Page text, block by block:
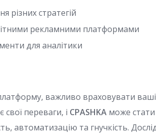
різних стратегій
рекламними платформами
для аналітики
важливо враховувати ваші
переваги, і CPASHKA може
автоматизацію та гнучкість.